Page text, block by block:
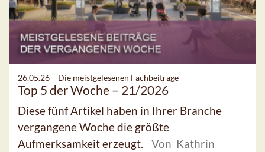
26.05.26 – Die meistgelesenen Fachbeiträge
Top 5 der Woche – 21/2026
Diese fünf Artikel haben in Ihrer Branche
vergangene Woche die größte
Aufmerksamkeit erzeugt.
Von Kathrin